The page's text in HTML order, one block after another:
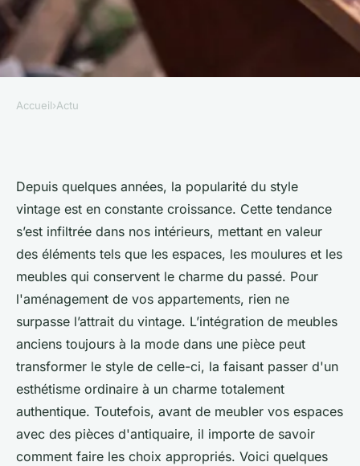
les plus belles pièces
d'antiquaire
Accueil›Actu
Depuis quelques années, la popularité du style
vintage est en constante croissance. Cette tendance
s’est infiltrée dans nos intérieurs, mettant en valeur
des éléments tels que les espaces, les moulures et les
meubles qui conservent le charme du passé. Pour
l'aménagement de vos appartements, rien ne
surpasse l’attrait du vintage. L’intégration de meubles
anciens toujours à la mode dans une pièce peut
transformer le style de celle-ci, la faisant passer d'un
esthétisme ordinaire à un charme totalement
authentique. Toutefois, avant de meubler vos espaces
avec des pièces d'antiquaire, il importe de savoir
comment faire les choix appropriés. Voici quelques